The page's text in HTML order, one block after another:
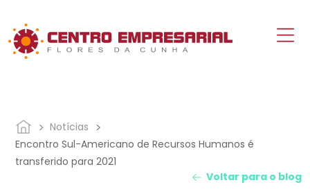
Notícias
Encontro Sul-Americano de Recursos Humanos é
transferido para 2021
Voltar para o blog